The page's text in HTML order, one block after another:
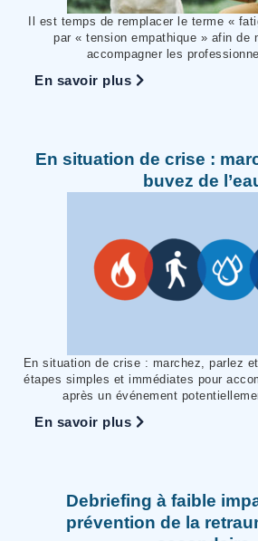
Il est temps de remplacer le terme «
par « tension empathique » afin de
accompagner les
En savoir plus
En situation de crise :
buvez de
En situation de crise : marchez, parlez
étapes simples et immédiates pour
après un événement
En savoir plus
Debriefing à faible
prévention de la